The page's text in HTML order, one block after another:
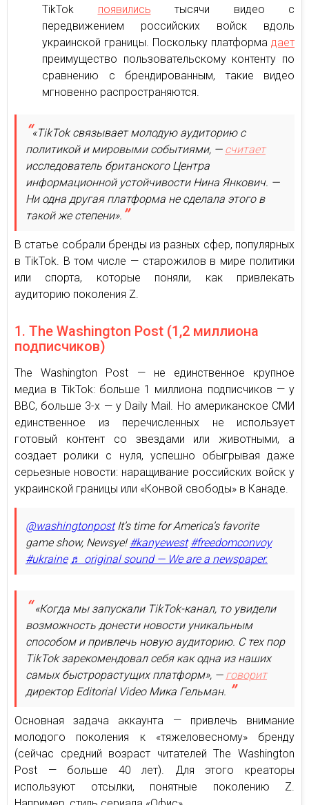
TikTok появились тысячи видео с
передвижением российских войск вдоль
украинской границы. Поскольку платформа дает
преимущество пользовательскому контенту по
сравнению с брендированным, такие видео
мгновенно распространяются.
«TikTok связывает молодую аудиторию с
политикой и мировыми событиями, — считает
исследователь британского Центра
информационной устойчивости Нина Янкович. —
Ни одна другая платформа не сделала этого в
такой же степени».
В статье собрали бренды из разных сфер, популярных
в TikTok. В том числе — старожилов в мире политики
или спорта, которые поняли, как привлекать
аудиторию поколения Z.
1. The Washington Post (1,2 миллиона
подписчиков)
The Washington Post — не единственное крупное
медиа в TikTok: больше 1 миллиона подписчиков — у
BBC, больше 3-х — у Daily Mail. Но американское СМИ
единственное из перечисленных не использует
готовый контент со звездами или животными, а
создает ролики с нуля, успешно обыгрывая даже
серьезные новости: наращивание российских войск у
украинской границы или «Конвой свободы» в Канаде.
@washingtonpostIt’s time for America’s favorite
game show, Newsye! #kanyewest #freedomconvoy
#ukraine ♬ original sound — We are a newspaper.
«Когда мы запускали TikTok-канал, то увидели
возможность донести новости уникальным
способом и привлечь новую аудиторию. С тех пор
TikTok зарекомендовал себя как одна из наших
самых быстрорастущих платформ», — говорит
директор Editorial Video Мика Гельман.
Основная задача аккаунта — привлечь внимание
молодого поколения к «тяжеловесному» бренду
(сейчас средний возраст читателей The Washington
Post — больше 40 лет). Для этого креаторы
используют отсылки, понятные поколению Z.